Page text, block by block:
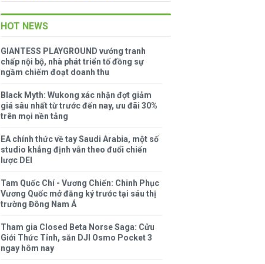
HOT NEWS
GIANTESS PLAYGROUND vướng tranh
chấp nội bộ, nhà phát triển tố đồng sự
ngầm chiếm đoạt doanh thu
Black Myth: Wukong xác nhận đợt giảm
giá sâu nhất từ trước đến nay, ưu đãi 30%
trên mọi nền tảng
EA chính thức về tay Saudi Arabia, một số
studio khẳng định vẫn theo đuổi chiến
lược DEI
Tam Quốc Chí - Vương Chiến: Chinh Phục
Vương Quốc mở đăng ký trước tại sáu thị
trường Đông Nam Á
Tham gia Closed Beta Norse Saga: Cửu
Giới Thức Tỉnh, săn DJI Osmo Pocket 3
ngay hôm nay